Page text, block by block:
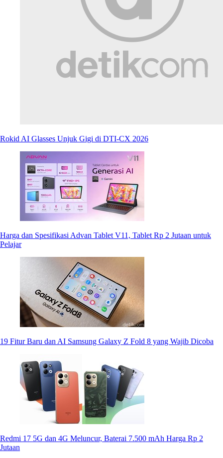
Rokid AI Glasses Unjuk Gigi di DTI-CX 2026
Harga dan Spesifikasi Advan Tablet V11, Tablet Rp 2 Jutaan untuk
Pelajar
19 Fitur Baru dan AI Samsung Galaxy Z Fold 8 yang Wajib Dicoba
Redmi 17 5G dan 4G Meluncur, Baterai 7.500 mAh Harga Rp 2
Jutaan